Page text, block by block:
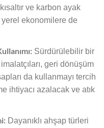
ve karbon ayak
yerel ekonomilere de
Sürdürülebilir bir
geri dönüşüm
da kullanmayı tercih
ihtiyacı azalacak ve atık
Dayanıklı ahşap türleri